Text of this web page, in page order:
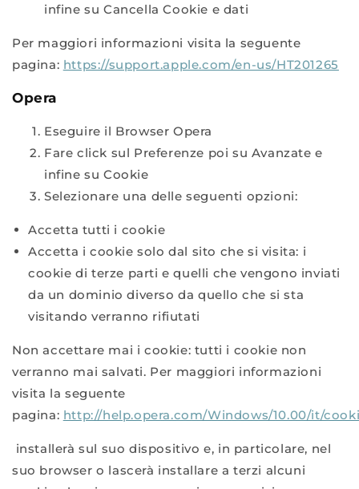
infine su Cancella Cookie e dati
Per maggiori informazioni visita la seguente
pagina: https://support.apple.com/en-us/HT201265
Opera
Eseguire il Browser Opera
Fare click sul Preferenze poi su Avanzate e
infine su Cookie
Selezionare una delle seguenti opzioni:
Accetta tutti i cookie
Accetta i cookie solo dal sito che si visita: i
cookie di terze parti e quelli che vengono inviati
da un dominio diverso da quello che si sta
visitando verranno rifiutati
Non accettare mai i cookie: tutti i cookie non
verranno mai salvati. Per maggiori informazioni
visita la seguente
pagina: http://help.opera.com/Windows/10.00/it/
installerà sul suo dispositivo e, in particolare, nel
suo browser o lascerà installare a terzi alcuni